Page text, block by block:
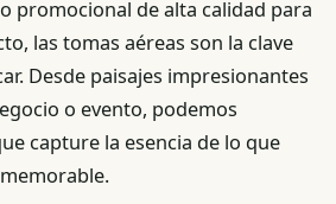
promocional de alta calidad para
las tomas aéreas son la clave
Desde paisajes impresionantes
o evento, podemos
capture la esencia de lo que